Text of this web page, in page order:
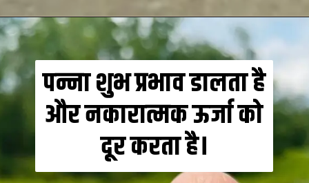
पन्ना शुभ प्रभाव डालता है
और नकारात्मक ऊर्जा को
दूर करता है।